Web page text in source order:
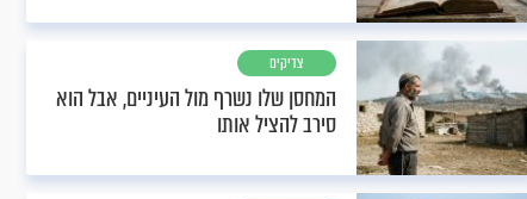
צדיקים
המחסן שלו נשרף מול העיניים, אבל הוא
סירב להציל אותו